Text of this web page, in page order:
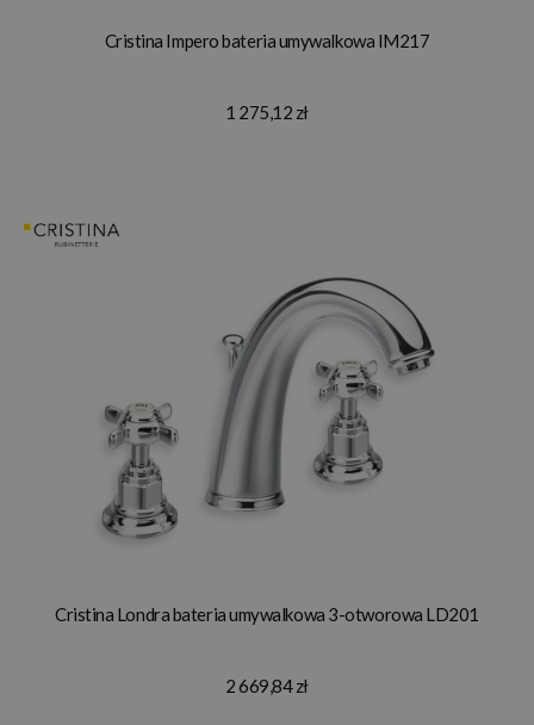
Cristina Impero bateria umywalkowa IM217
1 275,12 zł
Cristina Londra bateria umywalkowa 3-otworowa LD201
2 669,84 zł